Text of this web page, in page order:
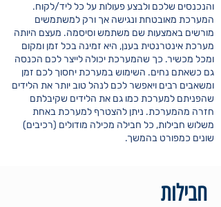
והנכנסים שלכם ולבצע פעולות על כל ליד/לקוח.
המערכת מאובטחת ונגישה אך ורק למשתמשים
מורשים באמצעות שם משתמש וסיסמה. מעצם היותה
מערכת אינטרנטית בענן, היא זמינה בכל זמן ומקום
ומכל מכשיר. כך שהמערכת יכולה לייצר לכם הכנסה
גם כשאתם נחים. השימוש במערכת יחסוך לכם זמן
ומשאבים רבים ויאפשר לכם לנהל טוב יותר את הלידים
שהפניתם למערכת כמו גם את הלידים שקיבלתם
חזרה מהמערכת. ניתן להצטרף למערכת באחת
משלוש חבילות, כל חבילה מכילה מודולים (רכיבים)
שונים כמפורט בהמשך.
חבילות